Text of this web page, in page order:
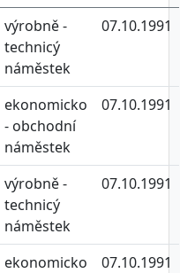
výrobně -
technicý
náměstek
07.10.1991
ekonomicko
- obchodní
náměstek
07.10.1991
výrobně -
technicý
náměstek
07.10.1991
ekonomicko
07.10.1991